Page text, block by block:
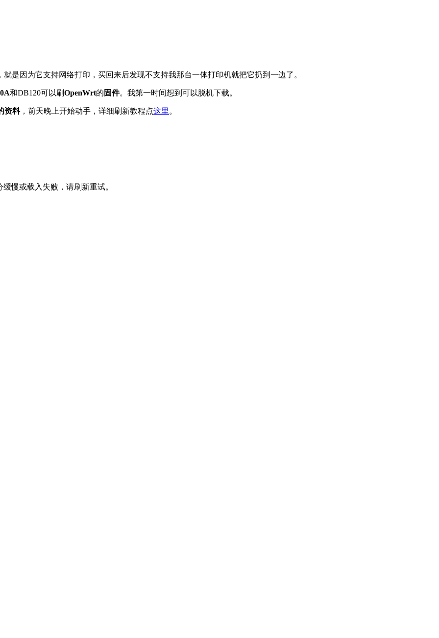
就是因为它支持网络打印，买回来后发现不支持我那台一体打印机就把它扔到一边了。
和DB120可以刷OpenWrt的 固件。我第一时间想到可以脱机下载。
资料，前天晚上开始动手，详细刷新教程点这里 。
慢或载入失败，请刷新重试。